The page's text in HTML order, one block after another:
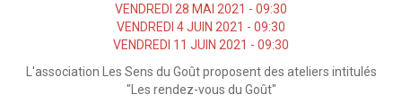
VENDREDI 28 MAI 2021 - 09:30
VENDREDI 4 JUIN 2021 - 09:30
VENDREDI 11 JUIN 2021 - 09:30
L'association Les Sens du Goût proposent des ateliers intitulés
"Les rendez-vous du Goût"